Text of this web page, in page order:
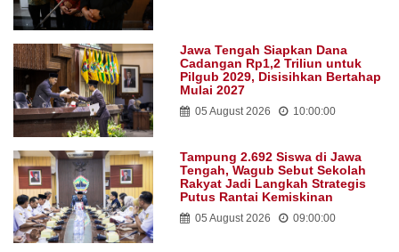
Jawa Tengah Siapkan Dana
Cadangan Rp1,2 Triliun untuk
Pilgub 2029, Disisihkan Bertahap
Mulai 2027
05 August 2026 10:00:00
Tampung 2.692 Siswa di Jawa
Tengah, Wagub Sebut Sekolah
Rakyat Jadi Langkah Strategis
Putus Rantai Kemiskinan
05 August 2026 09:00:00